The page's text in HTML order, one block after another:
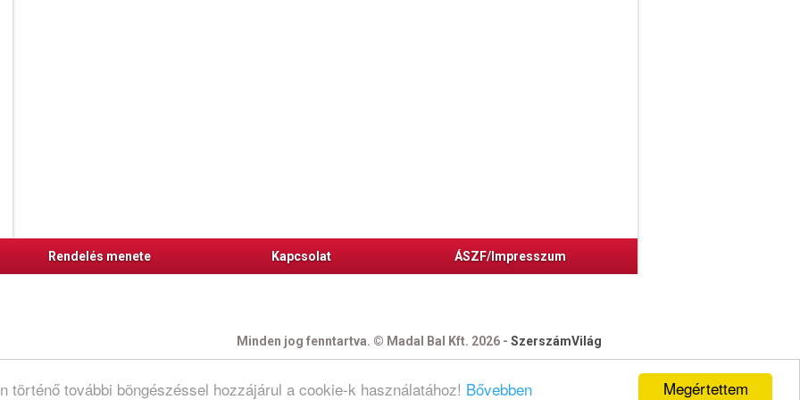
Megértettem
további böngészéssel hozzájárul a cookie-k használatához! Bővebben
Rendelés menete Kapcsolat ÁSZF/Impresszum
Minden jog fenntartva. © Madal Bal Kft. 2026 - SzerszámVilág